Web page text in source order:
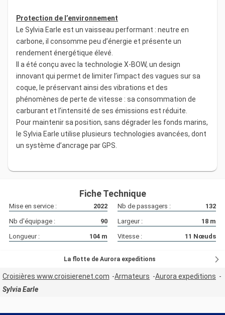
Protection de l’environnement
Le Sylvia Earle est un vaisseau performant : neutre en
carbone, il consomme peu d’énergie et présente un
rendement énergétique élevé.
Il a été conçu avec la technologie X-BOW, un design
innovant qui permet de limiter l’impact des vagues sur sa
coque, le préservant ainsi des vibrations et des
phénomènes de perte de vitesse : sa consommation de
carburant et l’intensité de ses émissions est réduite.
Pour maintenir sa position, sans dégrader les fonds marins,
le Sylvia Earle utilise plusieurs technologies avancées, dont
un système d’ancrage par GPS.
Fiche Technique
Mise en service : 2022 Nb de passagers :
132
Nb d'équipage :
90 Largeur : 18 m
Longueur :
104 m Vitesse : 11 Nœuds
La flotte de Aurora expeditions
Croisières www.croisierenet.com Armateurs
Aurora expeditions
Sylvia Earle